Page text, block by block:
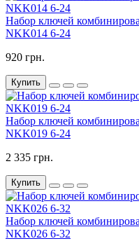
Набор ключей
NKK014 6-24
920 грн.
Купить
Набор ключей
NKK019 6-24
2 335 грн.
Купить
Набор ключей
NKK026 6-32